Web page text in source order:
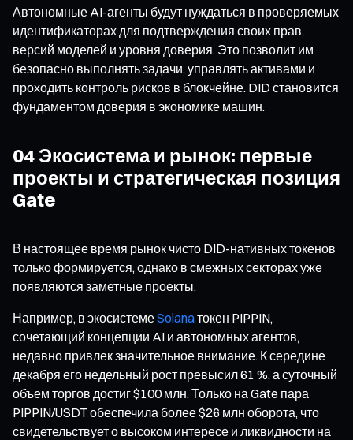
Автономные AI-агенты будут нуждаться в проверяемых
идентификаторах для подтверждения своих прав,
версий моделей и уровня доверия. Это позволит им
безопасно выполнять задачи, управлять активами и
проходить контроль рисков в блокчейне. DID становится
фундаментом доверия в экономике машин.
04 Экосистема и рынок: первые
проекты и стратегическая позиция
Gate
В настоящее время рынок чисто DID-нативных токенов
только формируется, однако в смежных секторах уже
появляются заметные проекты.
Например, в экосистемеSolanaтокен PIPPIN,
сочетающий концепции AI и автономных агентов,
недавно привлек значительное внимание. К середине
декабря его недельный рост превысил 61 %, а суточный
объем торгов достиг $100 млн. Только на Gate пара
PIPPIN/USDT обеспечила более $26 млн оборота, что
свидетельствует о высоком интересе и ликвидности на